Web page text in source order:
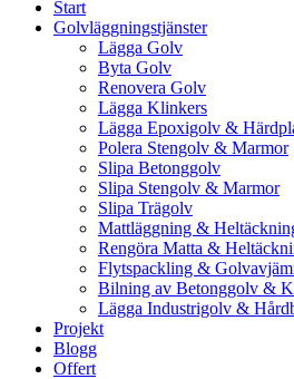
Start
Golvläggningstjänster
Lägga Golv
Byta Golv
Renovera Golv
Lägga Klinkers
Lägga Epoxigolv &
Polera Stengolv & Marmor
Slipa Betonggolv
Slipa Stengolv & Marmor
Slipa Trägolv
Mattläggning &
Rengöra Matta &
Flytspackling &
Bilning av Betonggolv &
Lägga Industrigolv &
Projekt
Blogg
Offert